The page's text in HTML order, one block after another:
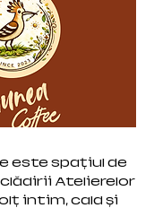
este spațiul de
Atelierelor
intim, cald și